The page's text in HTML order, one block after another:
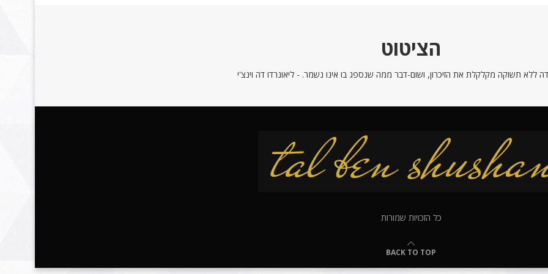
הציטוט
ללא תשוקה מקלקלת את הזיכרון, ושום-דבר ממה שנספג בו אינו נשמר. - ליאונרדו דה וינצ'י
כל הזכויות שמורות
BACK TO TOP